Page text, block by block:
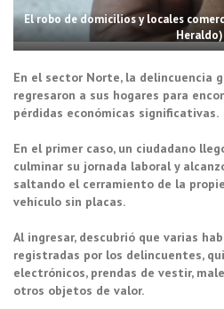
El robo de domicilios y locales
Heraldo)
En el sector Norte, la delincuencia
regresaron a sus hogares para
pérdidas económicas significativas.
En el primer caso, un ciudadano
culminar su jornada laboral y
saltando el cerramiento de la
vehículo sin placas.
Al ingresar, descubrió que varias
registradas por los delincuentes,
electrónicos, prendas de vestir,
otros objetos de valor.